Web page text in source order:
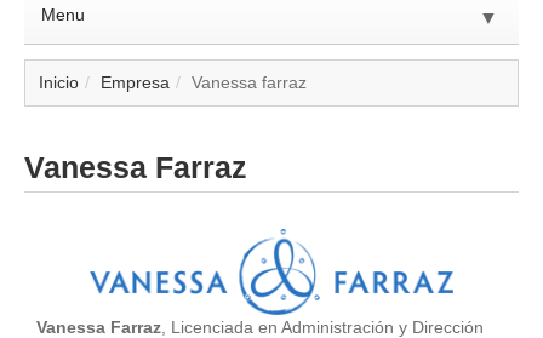
Menu ▼
▼
Inicio Empresa Vanessa farraz
Vanessa Farraz
Vanessa Farraz , Licenciada en Administración y Dirección